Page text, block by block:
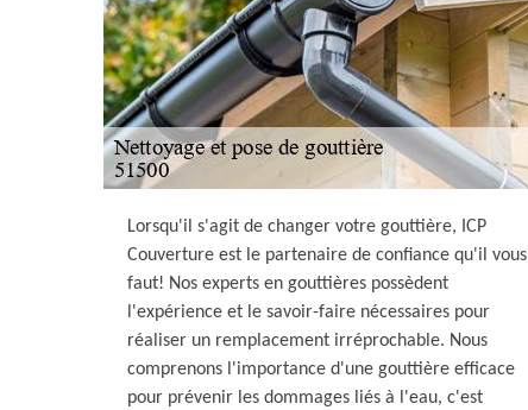
Lorsqu'il s'agit de changer votre gouttière, ICP
Couverture est le partenaire de confiance qu'il vous
faut! Nos experts en gouttières possèdent
l'expérience et le savoir-faire nécessaires pour
réaliser un remplacement irréprochable. Nous
comprenons l'importance d'une gouttière efficace
pour prévenir les dommages liés à l'eau, c'est